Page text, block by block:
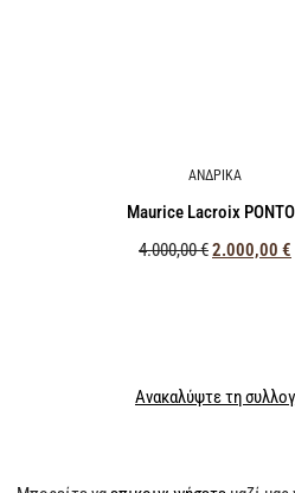
ΑΝΔΡΙΚΑ
Maurice Lacroix
4.000,00€2.000,00 €
Ανακαλύψτε τη